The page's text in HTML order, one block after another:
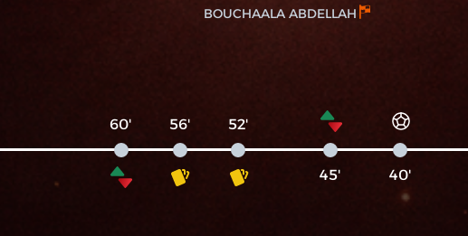
BOUCHAALA ABDELLAH
'40
'45
'52
'56
'60